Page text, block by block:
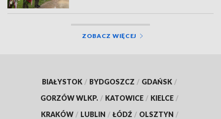
ZOBACZ WIĘCEJ
BIAŁYSTOK / BYDGOSZCZ / GDAŃSK /
GORZÓW WLKP. / KATOWICE / KIELCE /
KRAKÓW / LUBLIN / ŁÓDŹ / OLSZTYN /